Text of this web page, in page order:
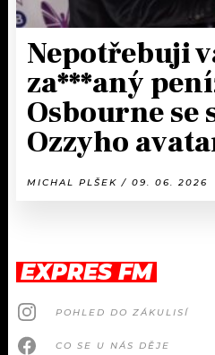
Nepotřebuji
za***aný
Osbourne
Ozzyho
MICHAL PLŠEK / 09. 06. 2026
EXPRES FM
POHLED DO ZÁKULISÍ
CO SE U NÁS DĚJE